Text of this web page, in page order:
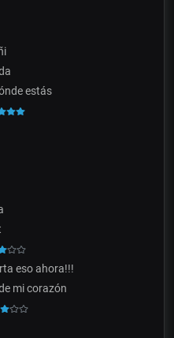
estás
eso ahora!!!
mi corazón